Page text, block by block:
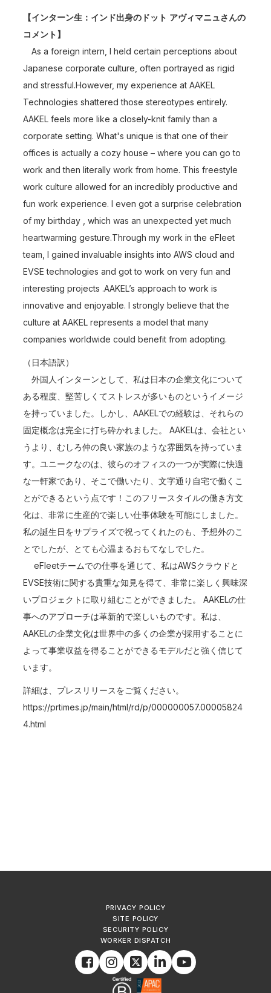
【インターン生：インド出身のドット アヴィマニュさんの
コメント】
As a foreign intern, I held certain perceptions about
Japanese corporate culture, often portrayed as rigid
and stressful.However, my experience at AAKEL
Technologies shattered those stereotypes entirely.
AAKEL feels more like a closely-knit family than a
corporate setting. What's unique is that one of their
offices is actually a cozy house – where you can go to
work and then literally work from home. This freestyle
work culture allowed for an incredibly productive and
fun work experience. I even got a surprise celebration
of my birthday , which was an unexpected yet much
heartwarming gesture.Through my work in the eFleet
team, I gained invaluable insights into AWS cloud and
EVSE technologies and got to work on very fun and
interesting projects .AAKEL’s approach to work is
innovative and enjoyable. I strongly believe that the
culture at AAKEL represents a model that many
companies worldwide could benefit from adopting.
（日本語訳）
外国人インターンとして、私は日本の企業文化について
ある程度、堅苦しくてストレスが多いものというイメージ
を持っていました。しかし、AAKELでの経験は、それらの
固定概念は完全に打ち砕かれました。 AAKELは、会社とい
うより、むしろ仲の良い家族のような雰囲気を持っていま
す。ユニークなのは、彼らのオフィスの一つが実際に快適
な一軒家であり、そこで働いたり、文字通り自宅で働くこ
とができるという点です！このフリースタイルの働き方文
化は、非常に生産的で楽しい仕事体験を可能にしました。
私の誕生日をサプライズで祝ってくれたのも、予想外のこ
とでしたが、とても心温まるおもてなしでした。
eFleetチームでの仕事を通じて、私はAWSクラウドと
EVSE技術に関する貴重な知見を得て、非常に楽しく興味深
いプロジェクトに取り組むことができました。 AAKELの仕
事へのアプローチは革新的で楽しいものです。私は、
AAKELの企業文化は世界中の多くの企業が採用することに
よって事業収益を得ることができるモデルだと強く信じて
います。
詳細は、プレスリリースをご覧ください。
https://prtimes.jp/main/html/rd/p/000000057.00005824
4.html
PRIVACY POLICY
SITE POLICY
SECURITY POLICY
WORKER DISPATCH